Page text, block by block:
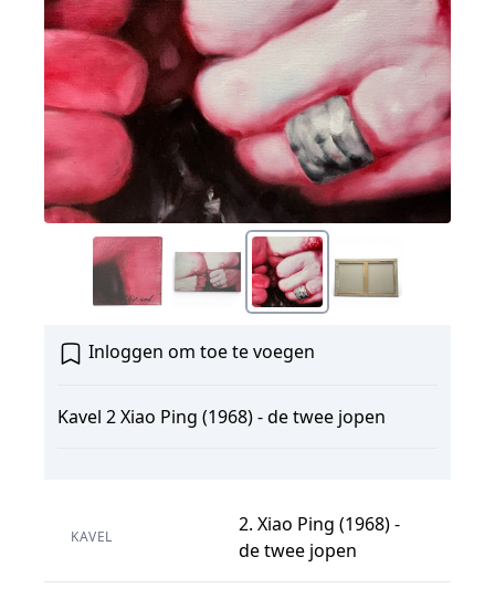
Inloggen om toe te voegen
Kavel 2 Xiao Ping (1968) - de twee jopen
KAVEL
2. Xiao Ping (1968) -
de twee jopen